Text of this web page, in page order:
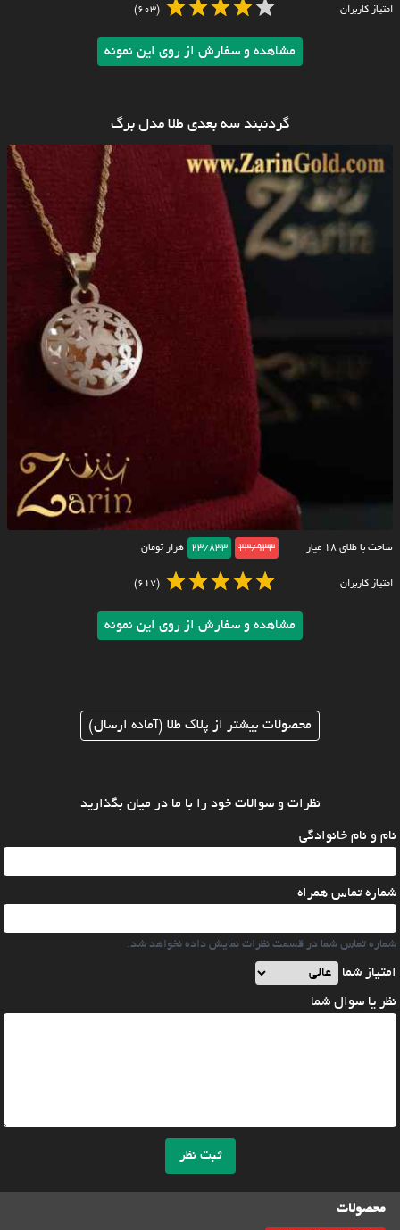
امتیاز کاربران (603)
مشاهده و سفارش از روی این نمونه
گردنبند سه بعدی طلا مدل برگ
ساخت با طلای ۱۸ عیار 23/933
23/833 هزار تومان
امتیاز کاربران (617)
مشاهده و سفارش از روی این نمونه
محصولات بیشتر از پلاک طلا (آماده ارسال)
نظرات و سوالات خود را با ما در میان بگذارید
نام و نام خانوادگی
شماره تماس همراه
شماره تماس شما در قسمت نظرات نمایش داده نخواهد شد.
امتیاز شما
نظر یا سوال شما
ثبت نظر
محصولات